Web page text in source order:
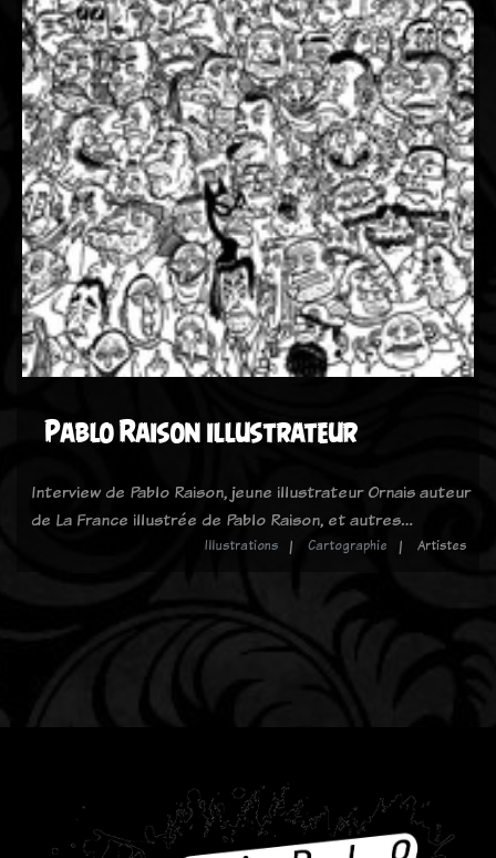
Pablo Raison illustrateur
Interview de Pablo Raison, jeune illustrateur Ornais auteur
de La France illustrée de Pablo Raison, et autres…
Illustrations Cartographie Artistes